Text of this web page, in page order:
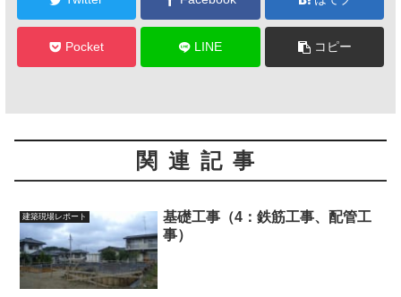
Pocket LINE コピー
関連記事
建築現場レポート
基礎工事（4：鉄筋工事、配管工
事）